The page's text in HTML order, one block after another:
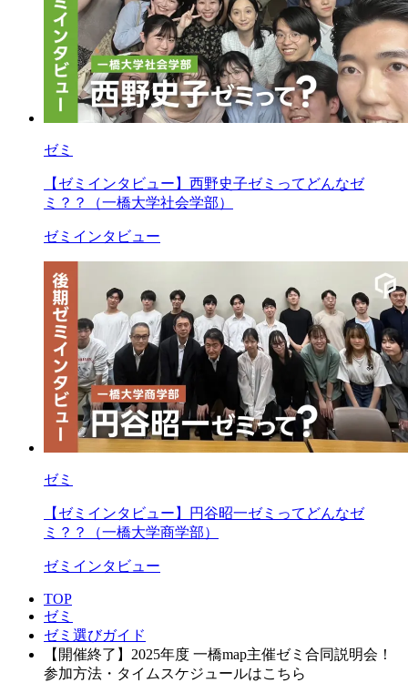
ゼミ
【ゼミインタビュー】西野史子ゼミってどんなゼ
ミ？？（一橋大学社会学部）
ゼミインタビュー
ゼミ
【ゼミインタビュー】円谷昭一ゼミってどんなゼ
ミ？？（一橋大学商学部）
ゼミインタビュー
TOP
ゼミ
ゼミ選びガイド
【開催終了】2025年度 一橋map主催ゼミ合同説明会！
参加方法・タイムスケジュールはこちら